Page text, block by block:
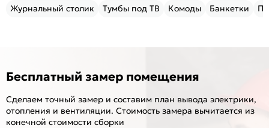
Журнальный столик Тумбы под ТВ Комоды Банкетки
Бесплатный замер помещения
Сделаем точный замер и составим план вывода электрики,
отопления и вентиляции. Стоимость замера вычитается из
конечной стоимости сборки